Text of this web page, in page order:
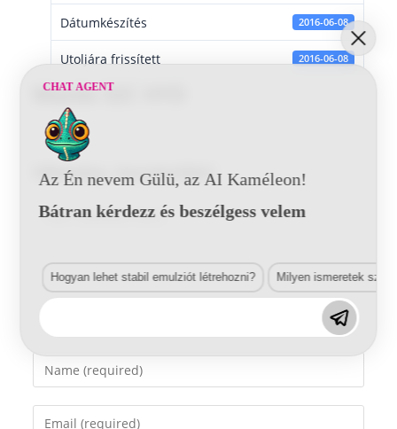
Dátumkészítés 2016-06-08
Utoljára frissített 2016-06-08
Mazda 32C HYD
Vélemény, hozzászólás?
Comment
Enter
your
name
Enter
CHAT AGENT
Az Én nevem Gülü, az AI Kaméleon!
Bátran kérdezz és beszélgess velem
Hogyan lehet stabil emulziót létrehozni? Milyen ismeretek